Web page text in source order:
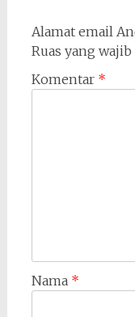
Alamat email
Ruas yang
Komentar *
Nama *